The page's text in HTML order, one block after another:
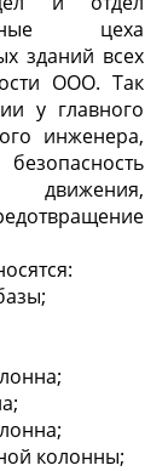
цеха
зданий всех
ООО. Так
у главного
инженера,
движения,
колонны;